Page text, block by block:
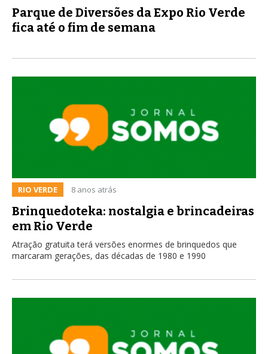
Parque de Diversões da Expo Rio Verde
fica até o fim de semana
RIO VERDE 8 anos atrás
Brinquedoteka: nostalgia e brincadeiras
em Rio Verde
Atração gratuita terá versões enormes de brinquedos que
marcaram gerações, das décadas de 1980 e 1990